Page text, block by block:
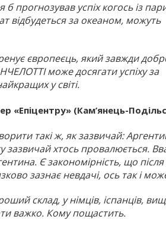
прогнозував успіх когось із
відбудеться за океаном, можуть
європеєць, який завжди
може досягати успіху за
у світі.
«Епіцентру» (Кам’янець-
такі ж, як зазвичай:
зазвичай хтось
Є закономірність, що
зазнає невдачі, ось так і
склад, у німців, іспанців,
важко. Кому пощастить.